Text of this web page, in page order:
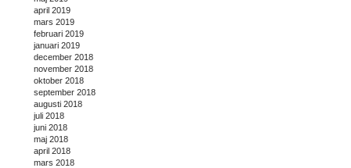
april 2019
mars 2019
februari 2019
januari 2019
december 2018
november 2018
oktober 2018
september 2018
augusti 2018
juli 2018
juni 2018
maj 2018
april 2018
mars 2018